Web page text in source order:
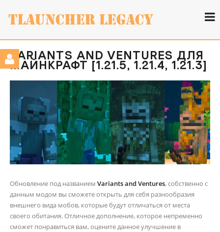
VARIANTS AND VENTURES ДЛЯ
МАЙНКРАФТ [1.21.5, 1.21.4, 1.21.3]
Обновление под названием Variants and Ventures, собственно с
данным модом вы сможете открыть для себя разнообразия
внешнего вида мобов, которые будут отличаться от места
своего обитания. Отличное дополнение, которое непременно
сможет понравиться вам, оцените данное улучшение в